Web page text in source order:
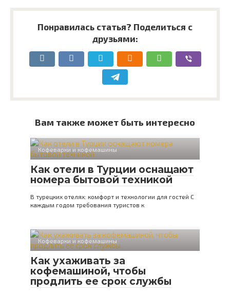
Понравилась статья? Поделиться с
друзьями:
Вам также может быть интересно
Кофеварки и кофемашины
Как отели в Турции оснащают
номера бытовой техникой
В турецких отелях: комфорт и технологии для гостей С
каждым годом требования туристов к
Кофеварки и кофемашины
Как ухаживать за
кофемашиной, чтобы
продлить ее срок службы